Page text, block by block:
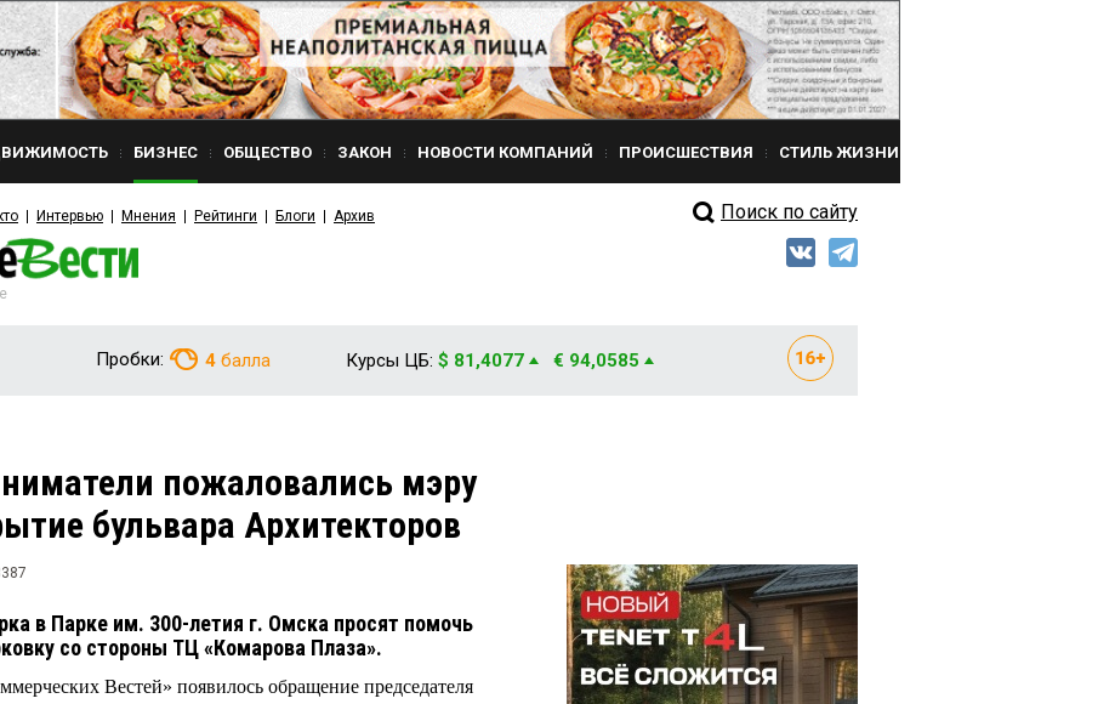
БИЗНЕС ОБЩЕСТВО ЗАКОН НОВОСТИ КОМПАНИЙ ПРОИСШЕСТВИЯ СТИЛЬ ЖИЗНИ
Интервью Мнения Рейтинги Блоги Архив Поиск по сайту
Пробки: 4 балла Курсы ЦБ: $ 81,4077 € 94,0585
пожаловались мэру
бульвара Архитекторов
в Парке им. 300-летия г. Омска просят помочь
со стороны ТЦ «Комарова Плаза».
Вестей» появилось обращение председателя